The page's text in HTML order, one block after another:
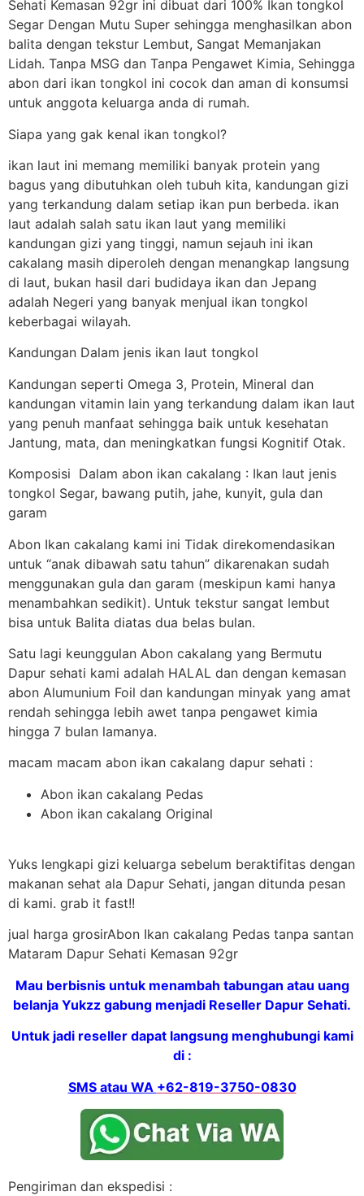
Sehati Kemasan 92gr ini dibuat dari 100% Ikan tongkol
Segar Dengan Mutu Super sehingga menghasilkan abon
balita dengan tekstur Lembut, Sangat Memanjakan
Lidah. Tanpa MSG dan Tanpa Pengawet Kimia, Sehingga
abon dari ikan tongkol ini cocok dan aman di konsumsi
untuk anggota keluarga anda di rumah.
Siapa yang gak kenal ikan tongkol?
ikan laut ini memang memiliki banyak protein yang
bagus yang dibutuhkan oleh tubuh kita, kandungan gizi
yang terkandung dalam setiap ikan pun berbeda. ikan
laut adalah salah satu ikan laut yang memiliki
kandungan gizi yang tinggi, namun sejauh ini ikan
cakalang masih diperoleh dengan menangkap langsung
di laut, bukan hasil dari budidaya ikan dan Jepang
adalah Negeri yang banyak menjual ikan tongkol
keberbagai wilayah.
Kandungan Dalam jenis ikan laut tongkol
Kandungan seperti Omega 3, Protein, Mineral dan
kandungan vitamin lain yang terkandung dalam ikan laut
yang penuh manfaat sehingga baik untuk kesehatan
Jantung, mata, dan meningkatkan fungsi Kognitif Otak.
Komposisi Dalam abon ikan cakalang : Ikan laut jenis
tongkol Segar, bawang putih, jahe, kunyit, gula dan
garam
Abon Ikan cakalang kami ini Tidak direkomendasikan
untuk “anak dibawah satu tahun” dikarenakan sudah
menggunakan gula dan garam (meskipun kami hanya
menambahkan sedikit). Untuk tekstur sangat lembut
bisa untuk Balita diatas dua belas bulan.
Satu lagi keunggulan Abon cakalang yang Bermutu
Dapur sehati kami adalah HALAL dan dengan kemasan
abon Alumunium Foil dan kandungan minyak yang amat
rendah sehingga lebih awet tanpa pengawet kimia
hingga 7 bulan lamanya.
macam macam abon ikan cakalang dapur sehati :
Abon ikan cakalang Pedas
Abon ikan cakalang Original
Yuks lengkapi gizi keluarga sebelum beraktifitas dengan
makanan sehat ala Dapur Sehati, jangan ditunda pesan
di kami. grab it fast!!
jual harga grosirAbon Ikan cakalang Pedas tanpa santan
Mataram Dapur Sehati Kemasan 92gr
Mau berbisnis untuk menambah tabungan atau uang
belanja Yukzz gabung menjadi Reseller Dapur Sehati.
Untuk jadi reseller dapat langsung menghubungi kami
di :
SMS atau WA +62-819-3750-0830
Pengiriman dan ekspedisi :